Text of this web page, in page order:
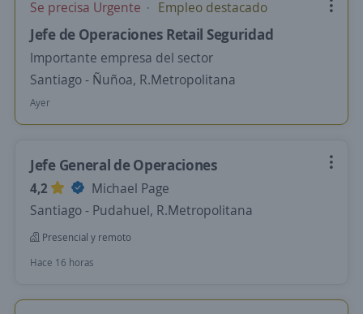
Se precisa Urgente Empleo destacado
Jefe de Operaciones Retail Seguridad
Importante empresa del sector
Santiago - Ñuñoa, R.Metropolitana
Ayer
Jefe General de Operaciones
4,2
Michael Page
Santiago - Pudahuel, R.Metropolitana
Presencial y remoto
Hace 16 horas